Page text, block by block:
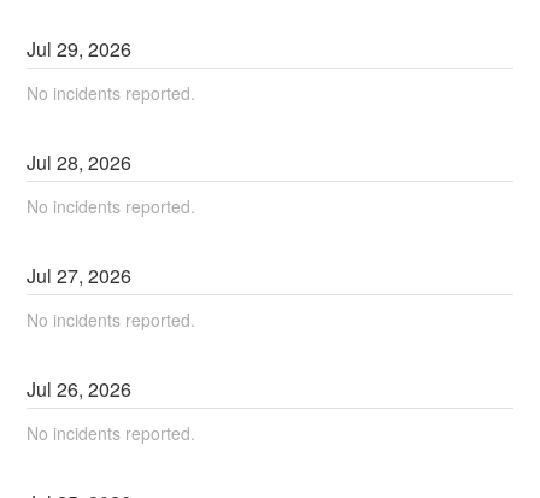
Jul29,2026
No incidents reported.
Jul28,2026
No incidents reported.
Jul27,2026
No incidents reported.
Jul26,2026
No incidents reported.